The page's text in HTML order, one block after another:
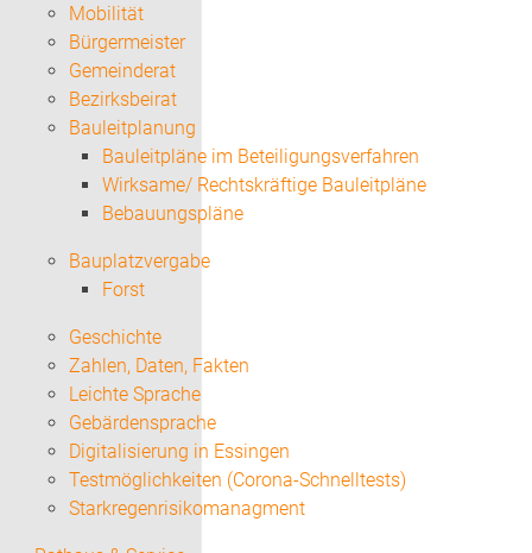
Mobilität
Bürgermeister
Gemeinderat
Bezirksbeirat
Bauleitplanung
Bauleitpläne im Beteiligungsverfahren
Wirksame/ Rechtskräftige Bauleitpläne
Bebauungspläne
Bauplatzvergabe
Forst
Geschichte
Zahlen, Daten, Fakten
Leichte Sprache
Gebärdensprache
Digitalisierung in Essingen
Testmöglichkeiten (Corona-Schnelltests)
Starkregenrisikomanagment